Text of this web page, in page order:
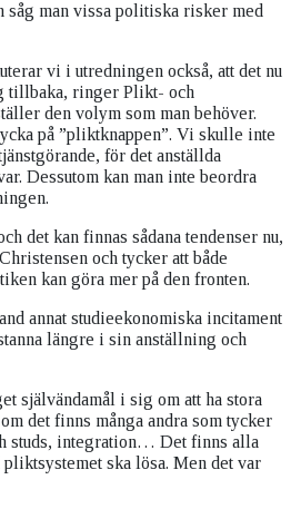
såg man vissa politiska risker med
vi i utredningen också, att det nu
tillbaka, ringer Plikt- och
den volym som man behöver.
på ”pliktknappen”. Vi skulle inte
för det anställda
Dessutom kan man inte beordra
det kan finnas sådana tendenser nu,
och tycker att både
kan göra mer på den fronten.
annat studieekonomiska incitament
längre i sin anställning och
självändamål i sig om att ha stora
det finns många andra som tycker
studs, integration… Det finns alla
ska lösa. Men det var